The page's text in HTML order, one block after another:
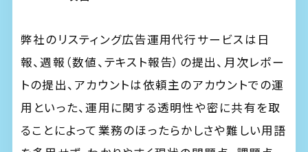
弊社のリスティング広告運用代行サービスは日
報、週報（数値、テキスト報告）の提出、月次レポー
トの提出、アカウントは依頼主のアカウントでの運
用といった、運用に関する透明性や密に共有を取
ることによって業務のほったらかしさや難しい用語